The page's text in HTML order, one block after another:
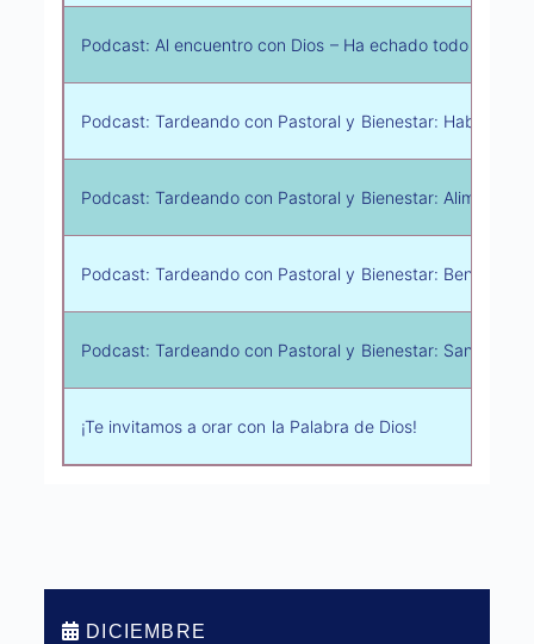
Podcast: Al encuentro con Dios – Ha echado todo lo que
Podcast: Tardeando con Pastoral y Bienestar: Hablemos
Podcast: Tardeando con Pastoral y Bienestar:
Podcast: Tardeando con Pastoral y Bienestar:
Podcast: Tardeando con Pastoral y Bienestar: Santos
¡Te invitamos a orar con la Palabra de Dios!
DICIEMBRE